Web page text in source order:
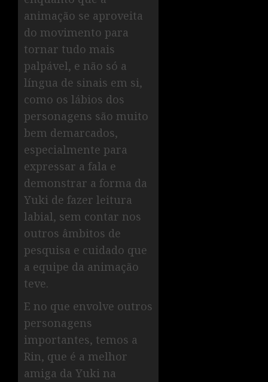
animação se aproveita
do movimento para
tornar tudo mais
palpável, e não só a
língua de sinais em si,
como os lábios dos
personagens são muito
bem demarcados,
especialmente para
expressar a fala e
demonstrar a forma da
Yuki de fazer leitura
labial, sem contar nos
outros âmbitos de
pesquisa e cuidado que
a equipe da animação
teve.
E no que envolve outros
personagens
importantes, temos a
Rin, que é a melhor
amiga da Yuki na